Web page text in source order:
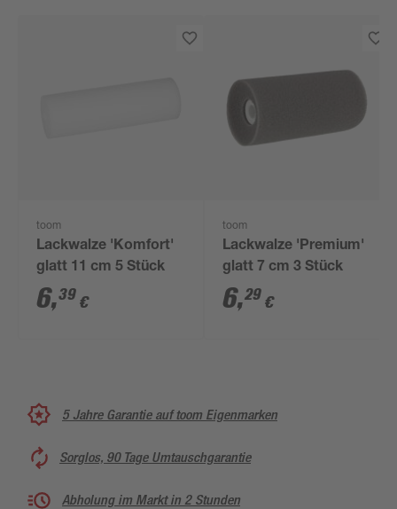
toom
Lackwalze 'Komfort'
glatt 11 cm 5 Stück
6,39 €
toom
Lackwalze 'Premium'
glatt 7 cm 3 Stück
6,29 €
5 Jahre Garantie auf toom Eigenmarken
Sorglos, 90 Tage Umtauschgarantie
Abholung im Markt in 2 Stunden